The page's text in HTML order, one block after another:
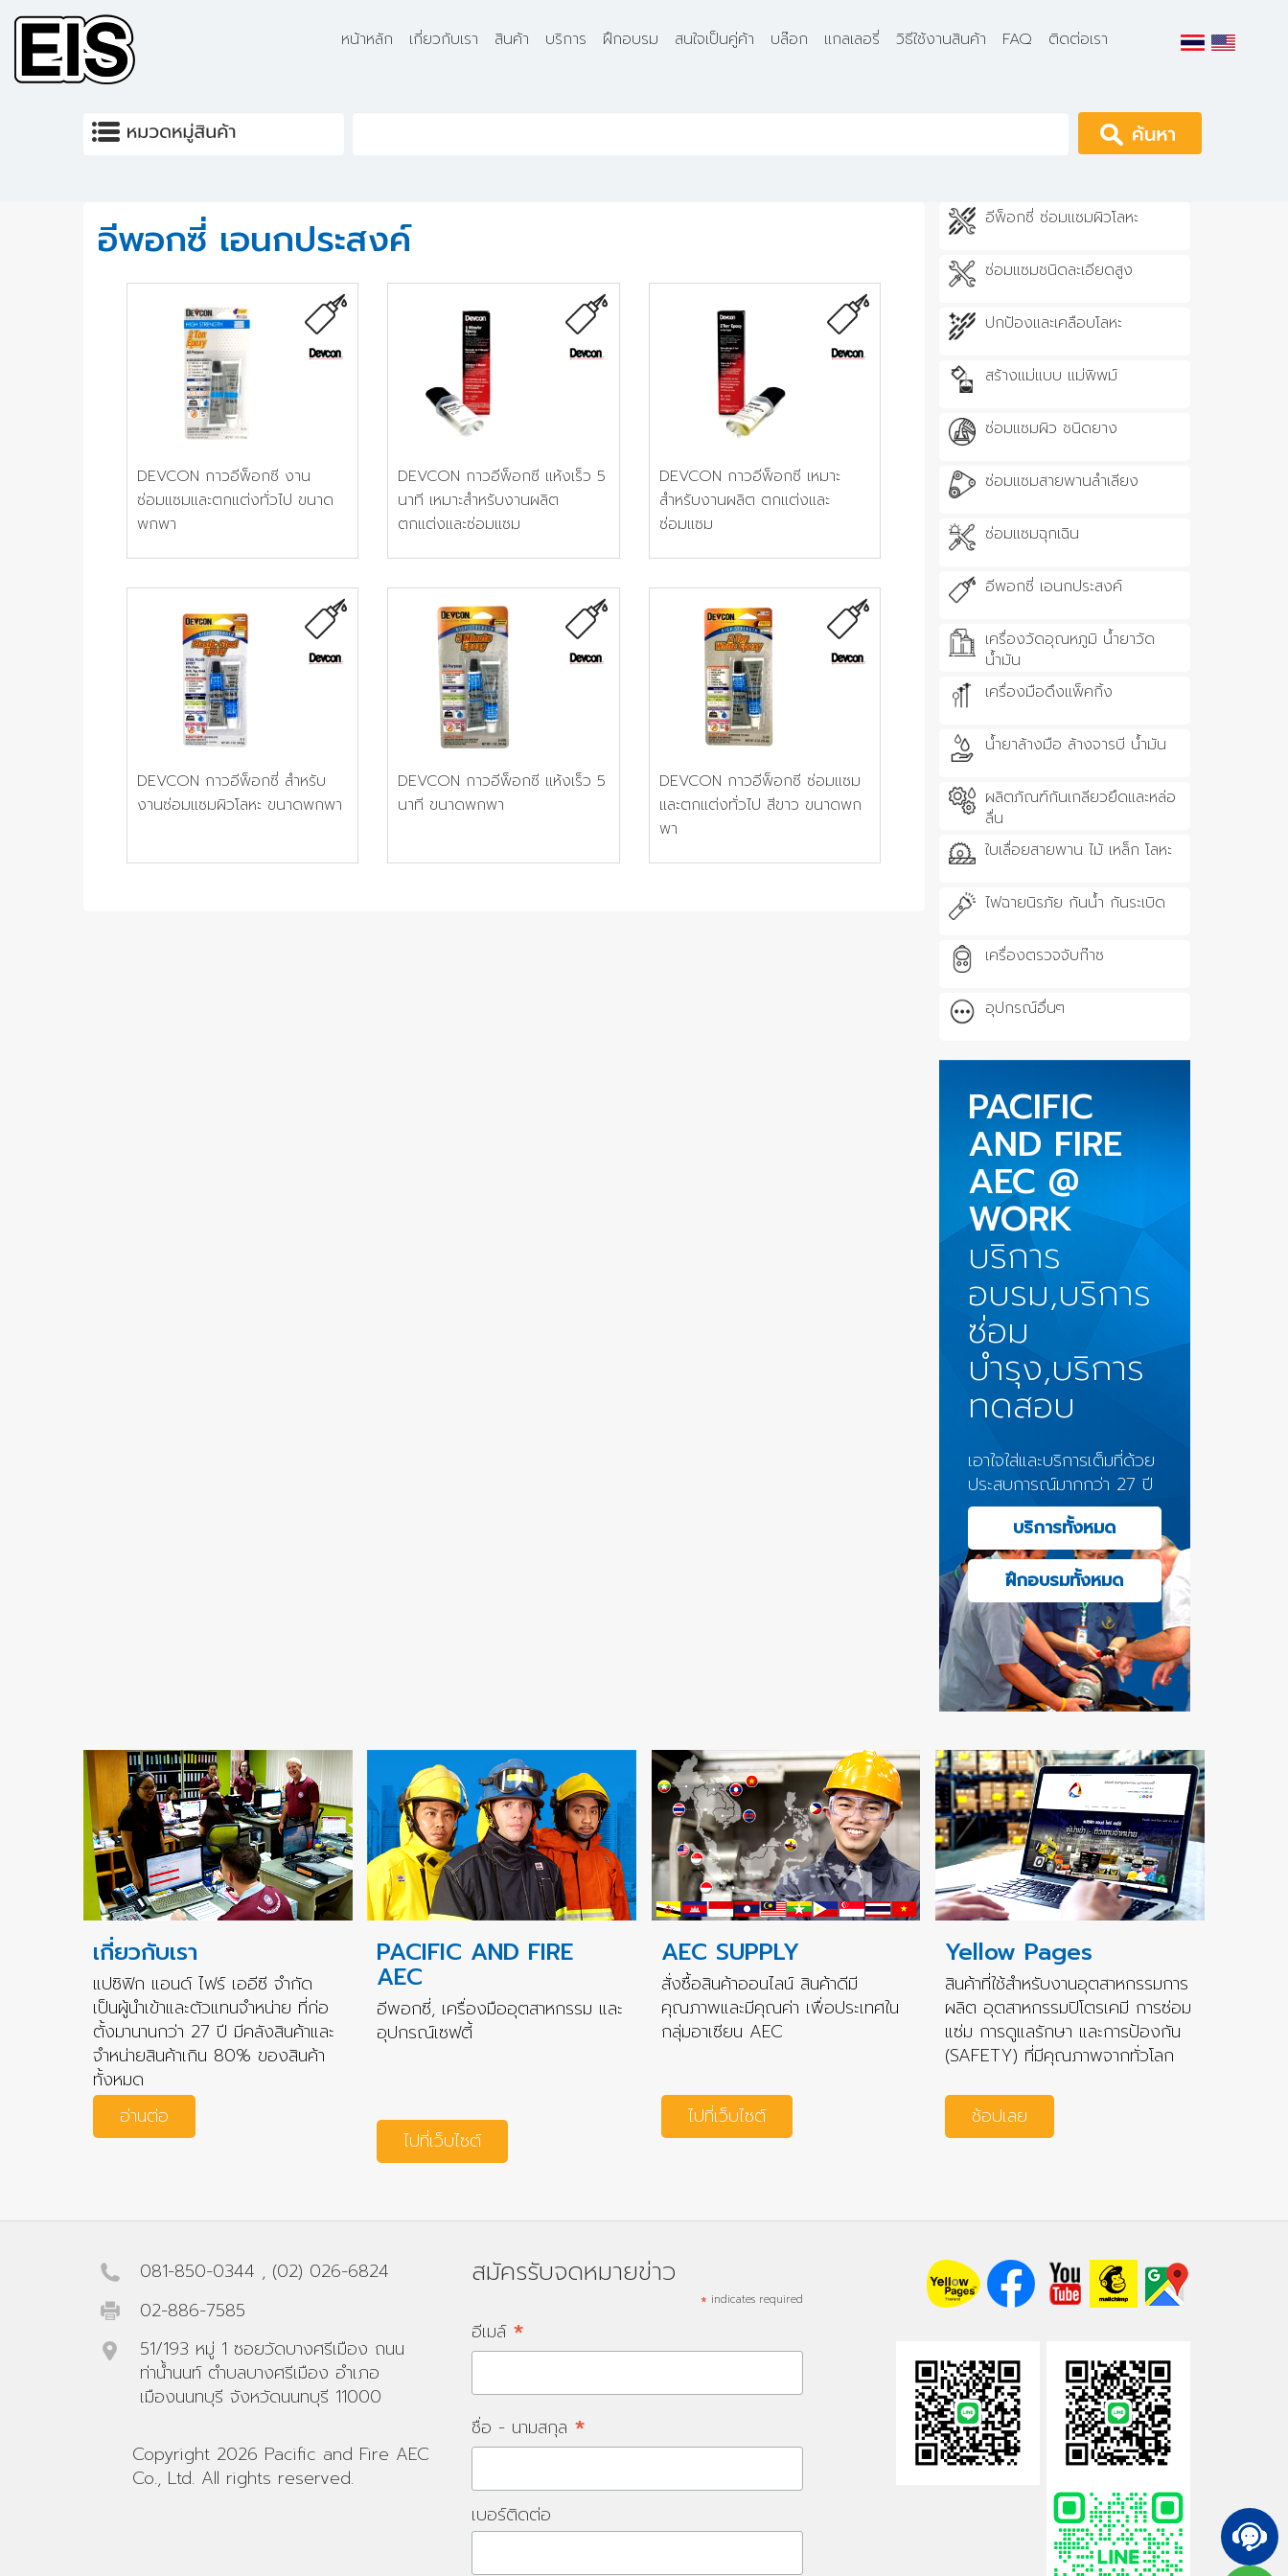
Skip to main content
หน้าหลัก เกี่ยวกับเรา สินค้า บริการ ฝึกอบรม สนใจเป็นคู่ค้า บล๊อก แกลเลอรี่ วิธีใช้งานสินค้า FAQ ติดต่อเรา
Apply
อีพอกซี่ เอนกประสงค์
DEVCON กาวอีพ็อกซี งาน
ซ่อมแซมและตกแต่งทั่วไป ขนาด
พกพา
DEVCON กาวอีพ็อกซี แห้งเร็ว 5
นาที เหมาะสำหรับงานผลิต
ตกแต่งและซ่อมแซม
DEVCON กาวอีพ็อกซี เหมาะ
สำหรับงานผลิต ตกแต่งและ
ซ่อมแซม
DEVCON กาวอีพ็อกซี่ สำหรับ
งานซ่อมแซมผิวโลหะ ขนาดพกพา
DEVCON กาวอีพ็อกซี แห้งเร็ว 5
นาที ขนาดพกพา
DEVCON กาวอีพ็อกซี ซ่อมแซม
และตกแต่งทั่วไป สีขาว ขนาดพก
พา
อีพ็อกซี่ ซ่อมแซมผิวโลหะ
ซ่อมแซมชนิดละเอียดสูง
ปกป้องและเคลือบโลหะ
สร้างแม่แบบ แม่พิพม์
ซ่อมแซมผิว ชนิดยาง
ซ่อมแซมสายพานลำเลียง
ซ่อมแซมฉุกเฉิน
อีพอกซี่ เอนกประสงค์
เครื่องวัดอุณหภูมิ น้ำยาวัด
น้ำมัน
เครื่องมือดึงแพ็คกิ้ง
น้ำยาล้างมือ ล้างจารบี น้ำมัน
ผลิตภัณฑ์กันเกลียวยึดและหล่อ
ลื่น
ใบเลื่อยสายพาน ไม้ เหล็ก โลหะ
ไฟฉายนิรภัย กันน้ำ กันระเบิด
เครื่องตรวจจับก๊าซ
อุปกรณ์อื่นๆ
PACIFIC
AND FIRE
AEC @
WORK
บริการ
อบรม,บริการ
ซ่อม
บำรุง,บริการ
ทดสอบ
เอาใจใส่และบริการเต็มที่ด้วย
ประสบการณ์มากกว่า 27 ปี
บริการทั้งหมด
ฝึกอบรมทั้งหมด
เกี่ยวกับเรา
แปซิฟิก แอนด์ ไฟร์ เออีซี จำกัด
เป็นผู้นำเข้าและตัวแทนจำหน่าย ที่ก่อ
ตั้งมานานกว่า 27 ปี มีคลังสินค้าและ
จำหน่ายสินค้าเกิน 80% ของสินค้า
ทั้งหมด
อ่านต่อ
PACIFIC AND FIRE
AEC
อีพอกซี่, เครื่องมืออุตสาหกรรม และ
อุปกรณ์เซฟตี้
ไปที่เว็บไซต์
AEC SUPPLY
สั่งซื้อสินค้าออนไลน์ สินค้าดีมี
คุณภาพและมีคุณค่า เพื่อประเทศใน
กลุ่มอาเซียน AEC
ไปที่เว็บไซต์
Yellow Pages
สินค้าที่ใช้สำหรับงานอุตสาหกรรมการ
ผลิต อุตสาหกรรมปิโตรเคมี การซ่อม
แซ่ม การดูแลรักษา และการป้องกัน
(SAFETY) ที่มีคุณภาพจากทั่วโลก
ช้อปเลย
081-850-0344 , (02) 026-6824
02-886-7585
51/193 หมู่ 1 ซอยวัดบางศรีเมือง ถนน
ท่าน้ำนนท์ ตำบลบางศรีเมือง อำเภอ
เมืองนนทบุรี จังหวัดนนทบุรี 11000
Copyright 2026 Pacific and Fire AEC
Co., Ltd. All rights reserved.
สมัครรับจดหมายข่าว
* indicates required
อีเมล์ *
ชื่อ - นามสกุล *
เบอร์ติดต่อ